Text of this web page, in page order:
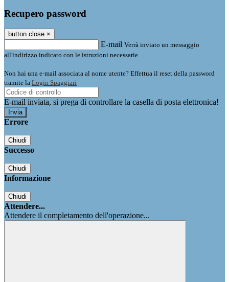
Recupero password
button close ×
E-mail Verrà inviato un messaggio
all'indirizzo indicato con le istruzioni necessarie.
Non hai una e-mail associata al nome utente? Effettua il reset della password
tramite la Login Spaggiari
E-mail inviata, si prega di controllare la casella di posta elettronica!
Errore
Chiudi
Successo
Chiudi
Informazione
Chiudi
Attendere...
Attendere il completamento dell'operazione...